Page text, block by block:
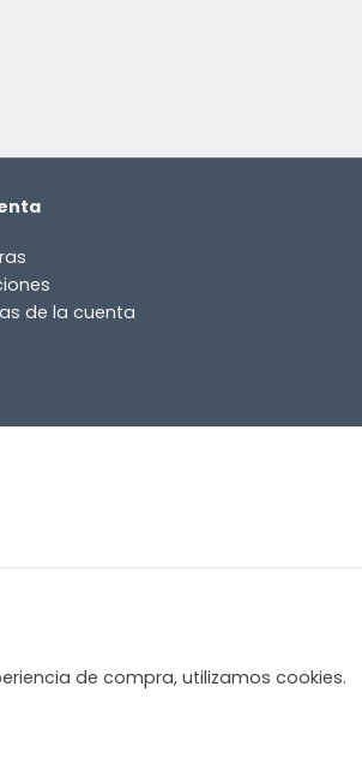
de la cuenta
de compra, utilizamos cookies.